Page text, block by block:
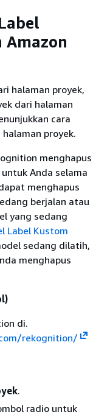
Amazon
halaman proyek,
dari halaman
cara
proyek.
menghapus
Anda selama
menghapus
berjalan atau
yang sedang
Label Kustom
sedang dilatih,
menghapus
di.
rekognition/
.
radio untuk